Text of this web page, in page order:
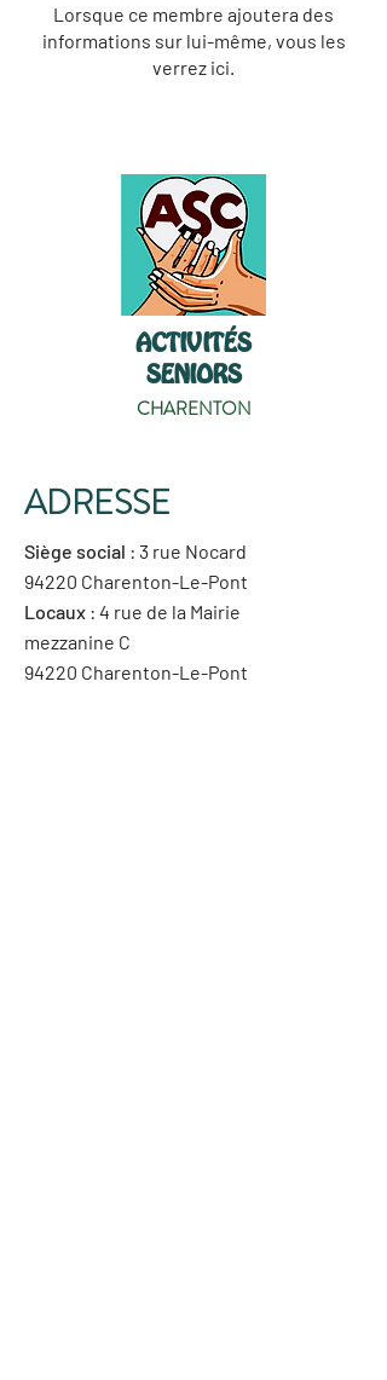
Lorsque ce membre ajoutera des
informations sur lui-même, vous les
verrez ici.
ACTIVITÉS
SENIORS
CHARENTON
ADRESSE
Siège social : 3 rue Nocard
94220 Charenton-Le-Pont
Locaux : 4 rue de la Mairie
mezzanine C
94220 Charenton-Le-Pont